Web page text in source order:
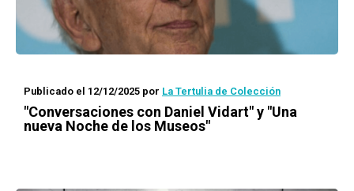
Publicado el 12/12/2025 por La Tertulia de Colección
"Conversaciones con Daniel Vidart" y "Una
nueva Noche de los Museos"